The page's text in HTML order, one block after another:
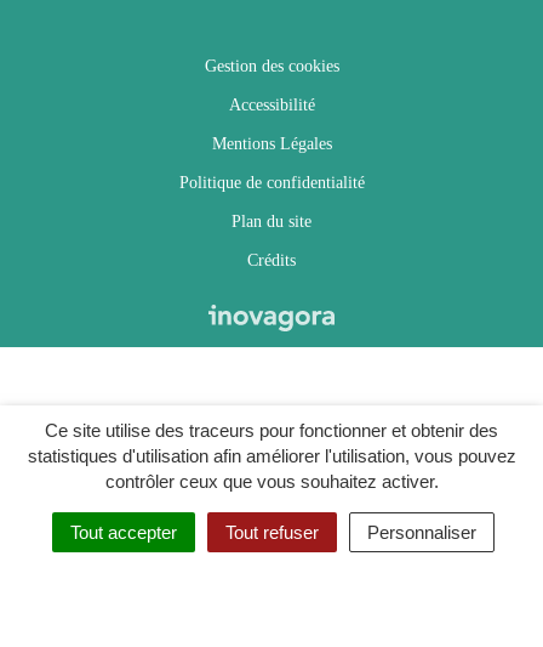
Ce site utilise des traceurs pour fonctionner et obtenir des
statistiques d'utilisation afin améliorer l'utilisation, vous pouvez
contrôler ceux que vous souhaitez activer.
Tout accepter Tout refuser Personnaliser
Gestion des cookies
Accessibilité
Mentions Légales
Politique de confidentialité
Plan du site
Crédits